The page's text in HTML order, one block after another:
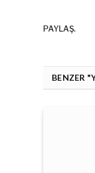
PAYLAŞ.
BENZER